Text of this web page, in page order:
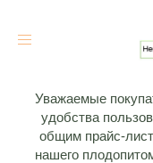
Toggle
Уважаемые
удобства
общим прайс-
нашего